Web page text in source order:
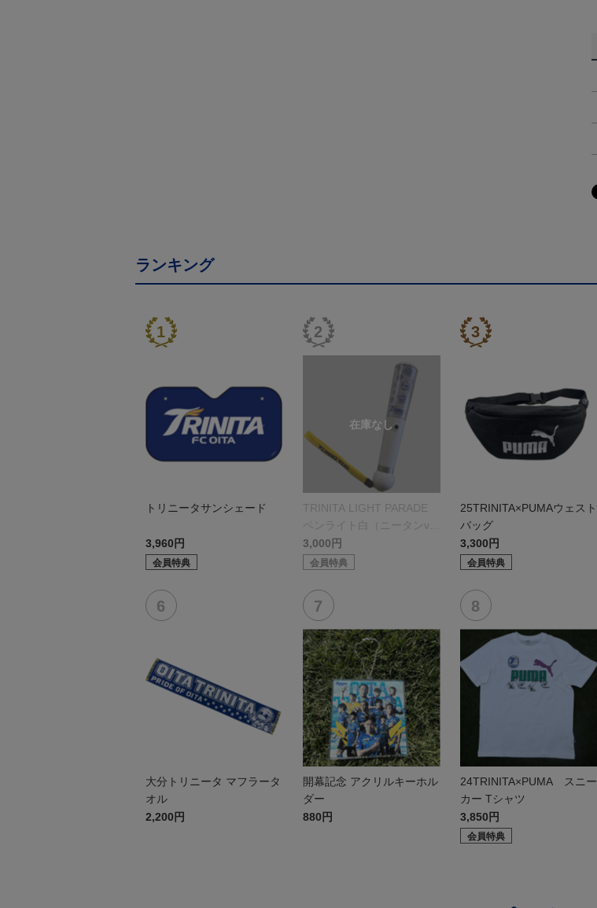
ランキング
トリニータサンシェード
3,960円
会員特典
TRINITA LIGHT PARADE
ペンライト白（ニータンve
r.）
3,000円
会員特典
25TRINITA×PUMAウェスト
バッグ
3,300円
会員特典
大分トリニータ マフラータ
オル
2,200円
開幕記念 アクリルキーホル
ダー
880円
24TRINITA×PUMA スニー
カー Tシャツ
3,850円
会員特典